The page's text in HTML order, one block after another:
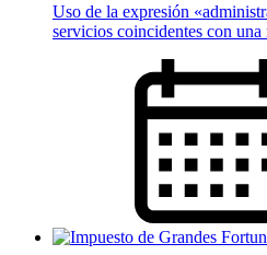
Uso de la expresión
servicios coincidentes con una